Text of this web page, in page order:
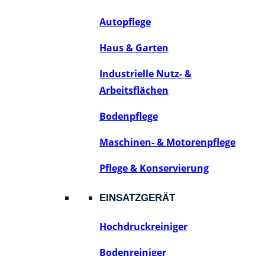
Autopflege
Haus & Garten
Industrielle Nutz- &
Arbeitsflächen
Bodenpflege
Maschinen- & Motorenpflege
Pflege & Konservierung
EINSATZGERÄT
Hochdruckreiniger
Bodenreiniger